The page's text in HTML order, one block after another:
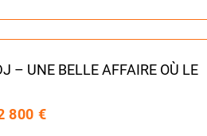
– UNE BELLE AFFAIRE OÙ LE
800 €